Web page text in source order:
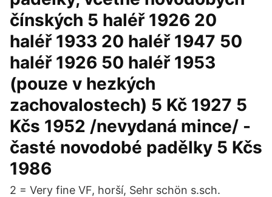
čínských 5 haléř 1926 20
haléř 1933 20 haléř 1947 50
haléř 1926 50 haléř 1953
(pouze v hezkých
zachovalostech) 5 Kč 1927 5
Kčs 1952 /nevydaná mince/ -
časté novodobé padělky 5 Kčs
1986
2 = Very fine VF, horší, Sehr schön s.sch.